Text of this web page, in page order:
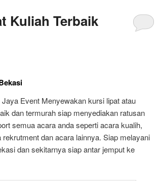
Kuliah Terbaik
Event Menyewakan kursi lipat atau
dan termurah siap menyediakan ratusan
semua acara anda seperti acara kualih,
dan acara lainnya. Siap melayani
dan sekitarnya siap antar jemput ke